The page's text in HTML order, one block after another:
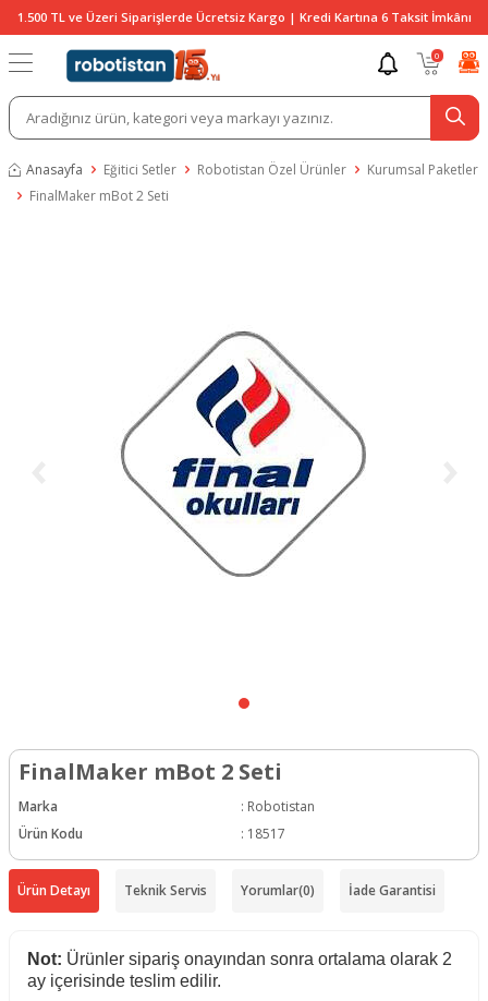
1.500 TL ve Üzeri Siparişlerde Ücretsiz Kargo | Kredi Kartına 6 Taksit İmkânı
0
Anasayfa Eğitici Setler Robotistan Özel Ürünler
Kurumsal Paketler
FinalMaker mBot 2 Seti
FinalMaker mBot 2 Seti
Marka : Robotistan
Ürün Kodu
: 18517
Ürün Detayı Teknik Servis Yorumlar(0) İade Garantisi
Not: Ürünler sipariş onayından sonra ortalama olarak 2
ay içerisinde teslim edilir.